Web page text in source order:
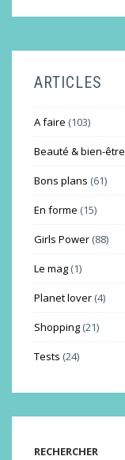
ARTICLES
A faire (103)
Beauté & bien-être
Bons plans (61)
En forme (15)
Girls Power (88)
Le mag (1)
Planet lover (4)
Shopping (21)
Tests (24)
RECHERCHER